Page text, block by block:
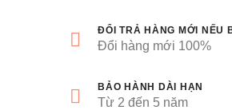
ĐỔI TRẢ HÀNG MỚI NẾU
Đổi hàng mới 100%
BẢO HÀNH DÀI HẠN
Từ 2 đến 5 năm